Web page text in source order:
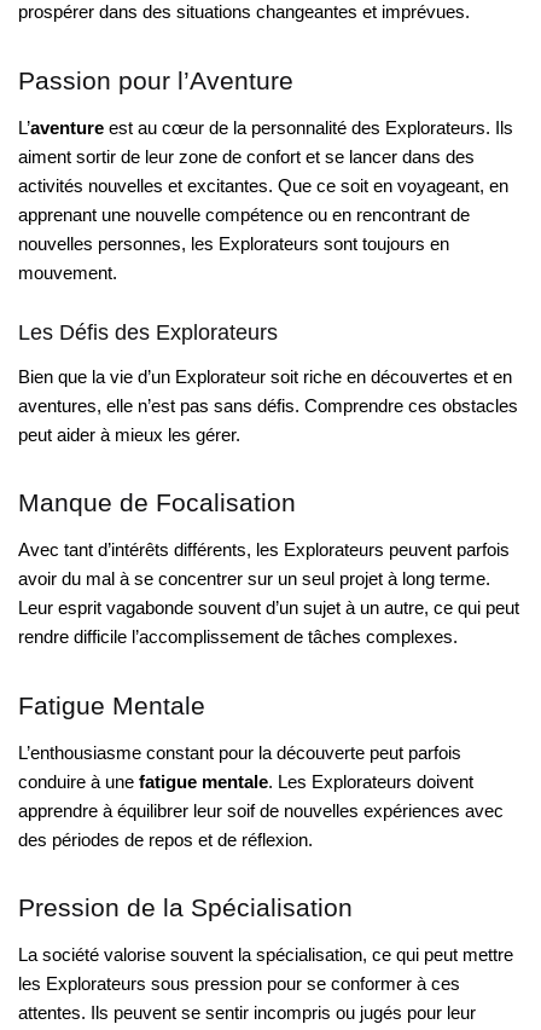
prospérer dans des situations changeantes et imprévues.
Passion pour l’Aventure
L’aventure est au cœur de la personnalité des Explorateurs. Ils
aiment sortir de leur zone de confort et se lancer dans des
activités nouvelles et excitantes. Que ce soit en voyageant, en
apprenant une nouvelle compétence ou en rencontrant de
nouvelles personnes, les Explorateurs sont toujours en
mouvement.
Les Défis des Explorateurs
Bien que la vie d’un Explorateur soit riche en découvertes et en
aventures, elle n’est pas sans défis. Comprendre ces obstacles
peut aider à mieux les gérer.
Manque de Focalisation
Avec tant d’intérêts différents, les Explorateurs peuvent parfois
avoir du mal à se concentrer sur un seul projet à long terme.
Leur esprit vagabonde souvent d’un sujet à un autre, ce qui peut
rendre difficile l’accomplissement de tâches complexes.
Fatigue Mentale
L’enthousiasme constant pour la découverte peut parfois
conduire à une fatigue mentale. Les Explorateurs doivent
apprendre à équilibrer leur soif de nouvelles expériences avec
des périodes de repos et de réflexion.
Pression de la Spécialisation
La société valorise souvent la spécialisation, ce qui peut mettre
les Explorateurs sous pression pour se conformer à ces
attentes. Ils peuvent se sentir incompris ou jugés pour leur